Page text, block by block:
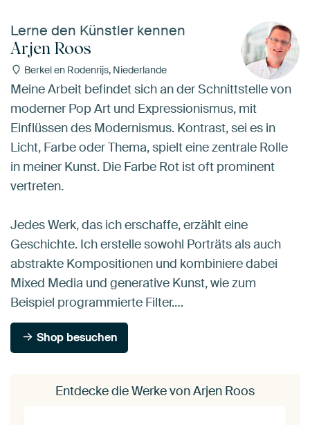
Lerne den Künstler kennen
Arjen Roos
Berkel en Rodenrijs, Niederlande
Meine Arbeit befindet sich an der Schnittstelle von
moderner Pop Art und Expressionismus, mit
Einflüssen des Modernismus. Kontrast, sei es in
Licht, Farbe oder Thema, spielt eine zentrale Rolle
in meiner Kunst. Die Farbe Rot ist oft prominent
vertreten.
Jedes Werk, das ich erschaffe, erzählt eine
Geschichte. Ich erstelle sowohl Porträts als auch
abstrakte Kompositionen und kombiniere dabei
Mixed Media und generative Kunst, wie zum
Beispiel programmierte Filter.…
Shop besuchen
Entdecke die Werke von Arjen Roos